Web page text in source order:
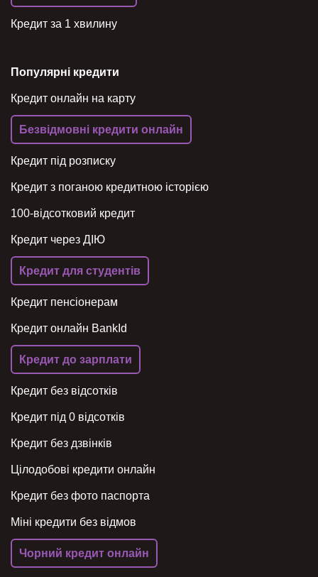
Кредит за 1 хвилину
Популярні кредити
Кредит онлайн на карту
Безвідмовні кредити онлайн
Кредит під розписку
Кредит з поганою кредитною історією
100-відсотковий кредит
Кредит через ДІЮ
Кредит для студентів
Кредит пенсіонерам
Кредит онлайн BankId
Кредит до зарплати
Кредит без відсотків
Кредит під 0 відсотків
Кредит без дзвінків
Цілодобові кредити онлайн
Кредит без фото паспорта
Міні кредити без відмов
Чорний кредит онлайн